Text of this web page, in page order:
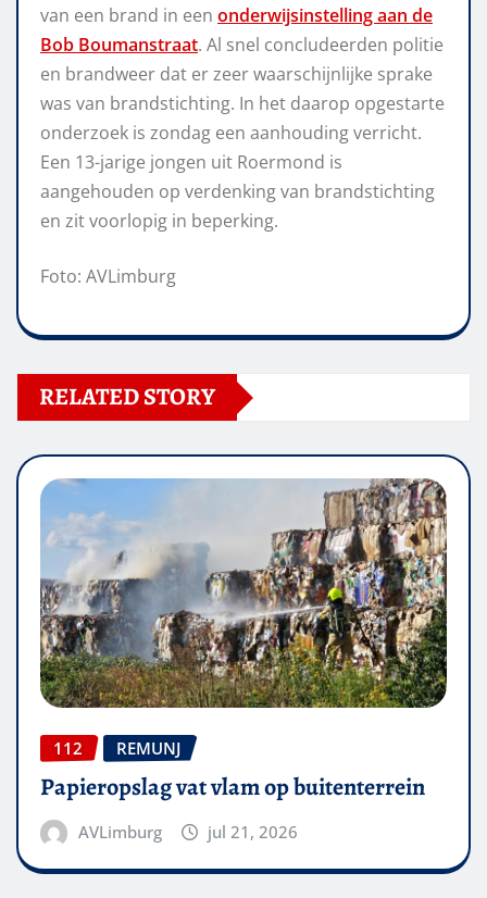
van een brand in een onderwijsinstelling aan de
Bob Boumanstraat. Al snel concludeerden politie
en brandweer dat er zeer waarschijnlijke sprake
was van brandstichting. In het daarop opgestarte
onderzoek is zondag een aanhouding verricht.
Een 13-jarige jongen uit Roermond is
aangehouden op verdenking van brandstichting
en zit voorlopig in beperking.
Foto: AVLimburg
RELATED STORY
112 REMUNJ
Papieropslag vat vlam op buitenterrein
AVLimburg jul 21, 2026